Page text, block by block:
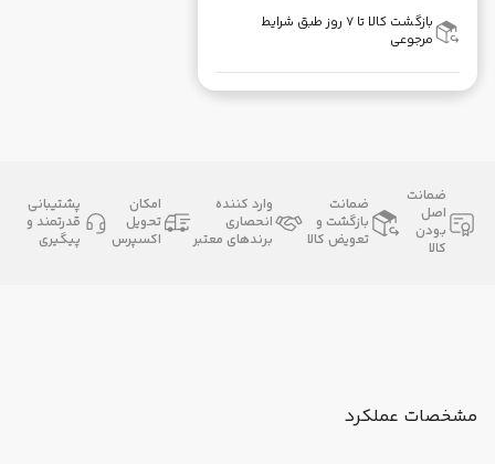
بازگشت کالا تا ۷ روز طبق شرایط
مرجوعی
ضمانت
اصل
بودن
کالا
ضمانت
بازگشت و
تعویض کالا
وارد کننده
انحصاری
برندهای معتبر
امکان
تحویل
اکسپرس
پشتیبانی
قدرتمند و
پیگیری
مشخصات عملکرد